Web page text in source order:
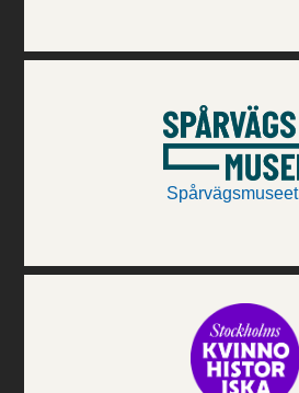
Spårvägsmuseet